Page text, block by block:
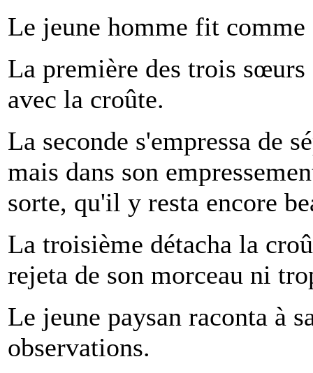
Le jeune homme fit
La première des trois
avec la croûte.
La seconde s'empressa de
mais dans son
sorte, qu'il y resta encore
La troisième détacha la
rejeta de son morceau ni
Le jeune paysan raconta à
observations.